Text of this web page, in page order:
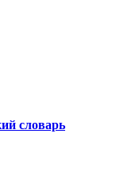
словарь